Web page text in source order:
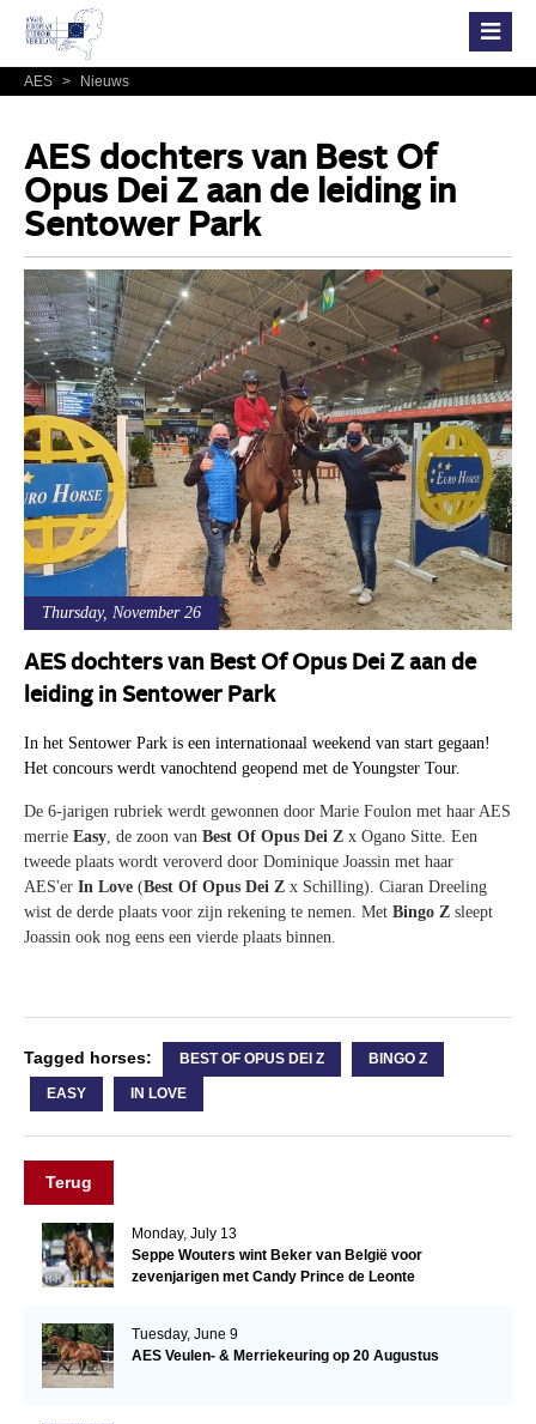
AES > Nieuws
AES dochters van Best Of
Opus Dei Z aan de leiding in
Sentower Park
Thursday, November 26
AES dochters van Best Of Opus Dei Z aan de
leiding in Sentower Park
In het Sentower Park is een internationaal weekend van start gegaan!
Het concours werdt vanochtend geopend met de Youngster Tour.
De 6-jarigen rubriek werdt gewonnen door Marie Foulon met haar AES
merrie Easy, de zoon van Best Of Opus Dei Zx Ogano Sitte. Een
tweede plaats wordt veroverd door Dominique Joassin met haar
AES'er In Love(Best Of Opus Dei Zx Schilling). Ciaran Dreeling
wist de derde plaats voor zijn rekening te nemen. Met Bingo Zsleept
Joassin ook nog eens een vierdeplaats binnen.
Tagged horses: BEST OF OPUS DEI Z BINGO Z
EASY IN LOVE
Terug
Monday, July 13
Seppe Wouters wint Beker van België voor
zevenjarigen met Candy Prince de Leonte
Tuesday, June 9
AES Veulen- & Merriekeuring op 20 Augustus